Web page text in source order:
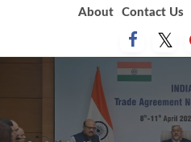
About Contact Us